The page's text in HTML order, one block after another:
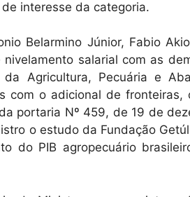
interesse da categoria.
Belarmino Júnior, Fabio
salarial com as
Agricultura, Pecuária e
com o adicional de fronteiras,
portaria Nº 459, de 19 de
o estudo da Fundação
do PIB agropecuário